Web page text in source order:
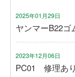
2025年01月29日
ヤンマーB22ゴ
2023年12月06日
PC01 修理あ